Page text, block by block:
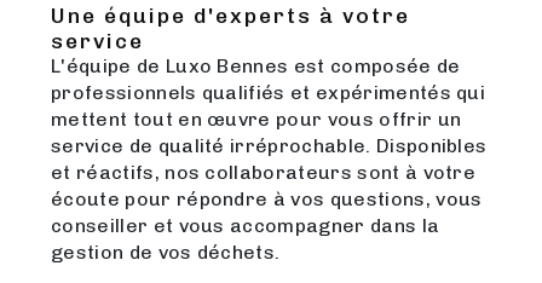
Une équipe d'experts à votre
service
L'équipe de Luxo Bennes est composée de
professionnels qualifiés et expérimentés qui
mettent tout en œuvre pour vous offrir un
service de qualité irréprochable. Disponibles
et réactifs, nos collaborateurs sont à votre
écoute pour répondre à vos questions, vous
conseiller et vous accompagner dans la
gestion de vos déchets.